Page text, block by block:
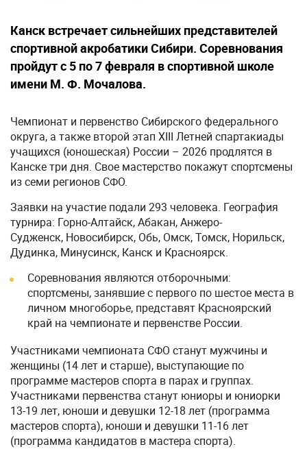
Канск встречает сильнейших представителей
спортивной акробатики Сибири. Соревнования
пройдут с 5 по 7 февраля в спортивной школе
имени М. Ф. Мочалова.
Чемпионат и первенство Сибирского федерального
округа, а также второй этап XIII Летней спартакиады
учащихся (юношеская) России – 2026 продлятся в
Канске три дня. Свое мастерство покажут спортсмены
из семи регионов СФО.
Заявки на участие подали 293 человека. География
турнира: Горно-Алтайск, Абакан, Анжеро-
Судженск, Новосибирск, Обь, Омск, Томск, Норильск,
Дудинка, Минусинск, Канск и Красноярск.
Соревнования являются отборочными:
спортсмены, занявшие с первого по шестое места в
личном многоборье, представят Красноярский
край на чемпионате и первенстве России.
Участниками чемпионата СФО станут мужчины и
женщины (14 лет и старше), выступающие по
программе мастеров спорта в парах и группах.
Участниками первенства станут юниоры и юниорки
13-19 лет, юноши и девушки 12-18 лет (программа
мастеров спорта), юноши и девушки 11-16 лет
(программа кандидатов в мастера спорта).